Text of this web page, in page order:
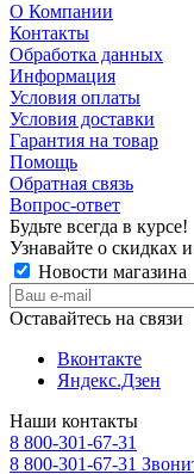
О Компании
Контакты
Обработка данных
Информация
Условия оплаты
Условия доставки
Гарантия на товар
Помощь
Обратная связь
Вопрос-ответ
Будьте всегда в курсе!
Узнавайте о скидках
Новости магазина
Оставайтесь на связи
Вконтакте
Яндекс.Дзен
Наши контакты
8 800-301-67-31
8 800-301-67-31